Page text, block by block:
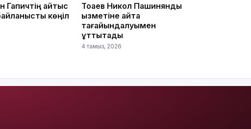
Гапичтің қайтыс
көңіл
Тоқаев Никол Пашинянды
қызметіне қайта
тағайындалуымен
құттықтады
4 тамыз, 2026